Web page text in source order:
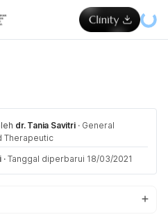
dr. Tania Savitri · General
Therapeutic
· Tanggal diperbarui 18/03/2021